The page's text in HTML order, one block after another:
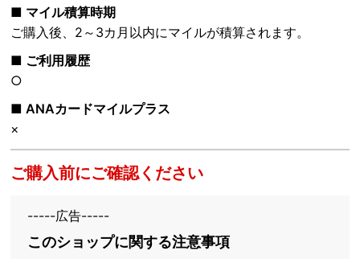
■ マイル積算時期
ご購入後、2～3カ月以内にマイルが積算されます。
■ ご利用履歴
○
■ ANAカードマイルプラス
×
ご購入前にご確認ください
-----広告-----
このショップに関する注意事項